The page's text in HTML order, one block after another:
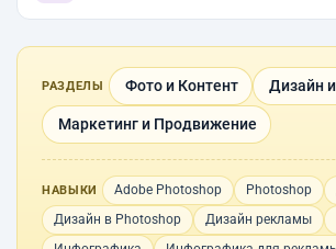
РАЗДЕЛЫ Фото и Контент Дизайн
Маркетинг и Продвижение
НАВЫКИ Adobe Photoshop Photoshop
Дизайн в Photoshop
Дизайн рекламы